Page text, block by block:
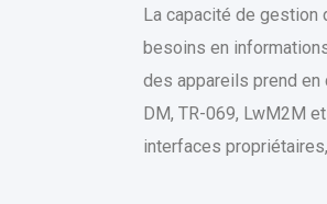
La capacité de
besoins en
des appareils prend
DM, TR-069, LwM2M
interfaces